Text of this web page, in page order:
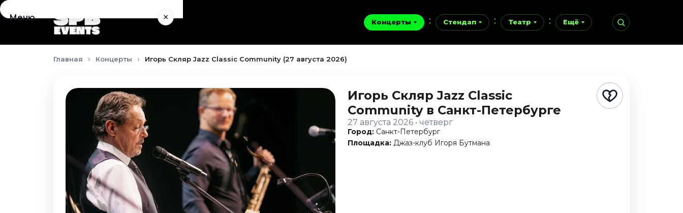
Концерты Стендап Театр Ещё
Меню ×
Концерты
Август 2026Главная Концерты Игорь Скляр Jazz Classic Community (27 августа 2026)
Игорь Скляр Jazz Classic
Community в Санкт-Петербурге
27 августа 2026 • четверг
Город: Санкт-Петербург
Площадка: Джаз-клуб Игоря Бутмана